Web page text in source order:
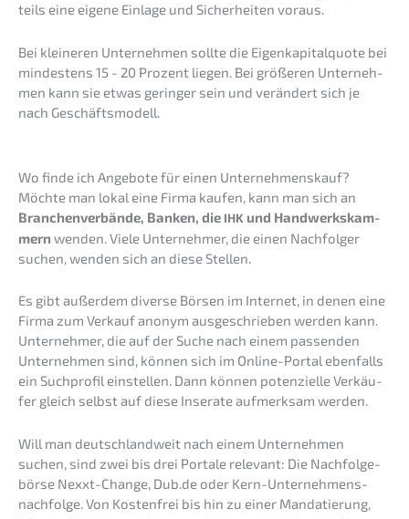
teils eine eigene Einla­ge und Sicher­hei­ten voraus.
Bei kleine­ren Unter­neh­men sollte die Eigen­ka­pi­tal­quo­te bei
mindes­tens 15 - 20 Prozent liegen. Bei größe­ren Unter­neh­
men kann sie etwas gerin­ger sein und verän­dert sich je
nach Geschäftsmodell.
Wo finde ich Angebo­te für einen Unternehmenskauf?
Möchte man lokal eine Firma kaufen, kann man sich an
Branchen­ver­bän­de, Banken, die IHK und Handwerks­kam­
mern wenden. Viele Unter­neh­mer, die einen Nachfol­ger
suchen, wenden sich an diese Stellen.
Es gibt außer­dem diver­se Börsen im Inter­net, in denen eine
Firma zum Verkauf anonym ausge­schrie­ben werden kann.
Unter­neh­mer, die auf der Suche nach einem passen­den
Unter­neh­men sind, können sich im Online-Portal ebenfalls
ein Suchpro­fil einstel­len. Dann können poten­zi­el­le Verkäu­
fer gleich selbst auf diese Insera­te aufmerk­sam werden.
Will man deutsch­land­weit nach einem Unter­neh­men
suchen, sind zwei bis drei Porta­le relevant: Die Nachfol­ge­
bör­se Nexxt-Change, Dub.de oder Kern-Unternehmens­
nachfolge. Von Kosten­frei bis hin zu einer Manda­tie­rung,